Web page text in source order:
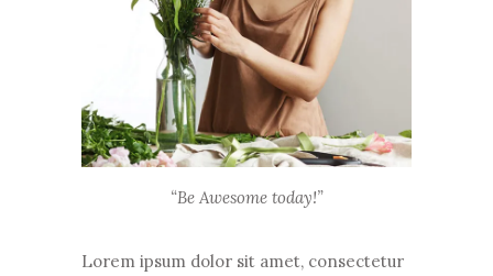
“Be Awesome today!”
Lorem ipsum dolor sit amet, consectetur